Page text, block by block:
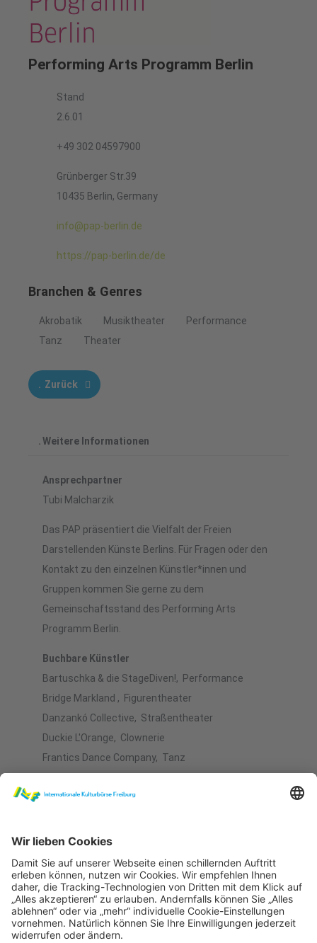
Performing Arts Programm Berlin
Stand
2.6.01
+49 302 04597900
Grünberger Str.39
10435 Berlin, Germany
info@pap-berlin.de
https://pap-berlin.de/de
Branchen & Genres
Akrobatik Musiktheater
Performance
Tanz
Theater
Zurück
Weitere Informationen
Ansprechpartner
Tubi Malcharzik
Das PAP präsentiert die Vielfalt der Freien
Darstellenden Künste Berlins. Für Fragen oder den
Kontakt zu den einzelnen Künstler*innen und
Gruppen kommen Sie gerne zu dem
Gemeinschaftsstand des Performing Arts
Programm Berlin.
Buchbare Künstler
Bartuschka & die StageDiven!, Performance
Bridge Markland , Figurentheater
Danzankó Collective, Straßentheater
Duckie L'Orange, Clownerie
Frantics Dance Company, Tanz
Kazibaze Theater , Straßentheater
monologtheater, Theater
Post Theater, Theater
Robbe & ÖZ , Musiktheater
terraMagnix, Theater
Urban Theater , Schauspiel